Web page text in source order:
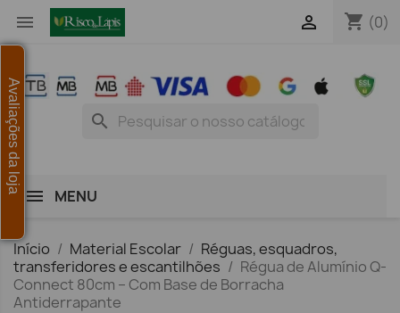
 shopping_cart (0)

search
MENU
Início Material Escolar
Réguas, esquadros,
transferidores e escantilhões
Régua de Alumínio Q-
Connect 80cm – Com Base de Borracha
Antiderrapante
Avaliações da loja